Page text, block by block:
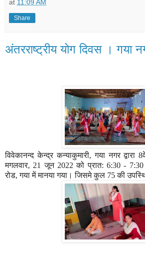
at 11:09 AM
Share
अंतरराष्ट्रीय योग दिवस । गया
विवेकानन्द केन्द्र कन्याकुमारी, गया नगर द्वारा
मगलवार, 21 जून 2022 को प्रात: 6:30 - 7:30
रोड, गया में मानया गया। जिसमे कुल 75 की